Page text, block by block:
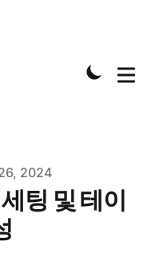
2024
팅 및 테이